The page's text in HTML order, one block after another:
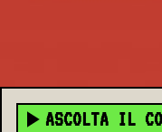
ASCOLTA IL